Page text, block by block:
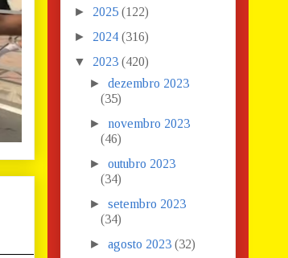
► 2025 (122)
► 2024 (316)
▼ 2023 (420)
►dezembro 2023
(35)
► novembro 2023
(46)
►outubro 2023
(34)
►setembro 2023
(34)
►agosto 2023(32)